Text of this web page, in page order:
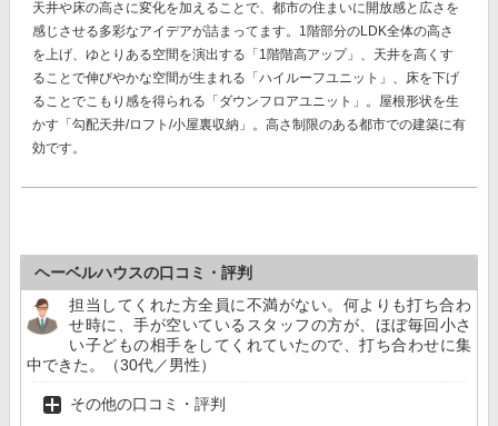
天井や床の高さに変化を加えることで、都市の住まいに開放感と広さを
感じさせる多彩なアイデアが詰まってます。1階部分のLDK全体の高さ
を上げ、ゆとりある空間を演出する「1階階高アップ」、天井を高くす
ることで伸びやかな空間が生まれる「ハイルーフユニット」、床を下げ
ることでこもり感を得られる「ダウンフロアユニット」。屋根形状を生
かす「勾配天井/ロフト/小屋裏収納」。高さ制限のある都市での建築に有
効です。
ヘーベルハウスの口コミ・評判
担当してくれた方全員に不満がない。何よりも打ち合わ
せ時に、手が空いているスタッフの方が、ほぼ毎回小さ
い子どもの相手をしてくれていたので、打ち合わせに集
中できた。（30代／男性）
その他の口コミ・評判